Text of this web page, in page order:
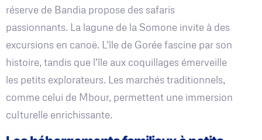
réserve de Bandia propose des safaris
passionnants. La lagune de la Somone invite à des
excursions en canoë. L'île de Gorée fascine par son
histoire, tandis que l'île aux coquillages émerveille
les petits explorateurs. Les marchés traditionnels,
comme celui de Mbour, permettent une immersion
culturelle enrichissante.